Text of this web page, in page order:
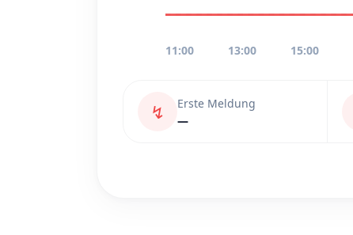
11:00 13:00 15:00
↯
Erste Meldung
—